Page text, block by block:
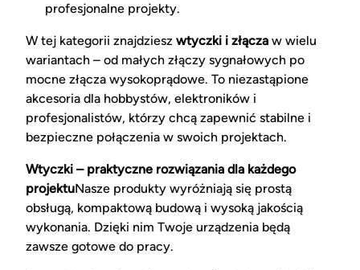
profesjonalne projekty.
W tej kategorii znajdziesz wtyczki i złącza w wielu
wariantach – od małych złączy sygnałowych po
mocne złącza wysokoprądowe. To niezastąpione
akcesoria dla hobbystów, elektroników i
profesjonalistów, którzy chcą zapewnić stabilne i
bezpieczne połączenia w swoich projektach.
Wtyczki – praktyczne rozwiązania dla każdego
projektuNasze produkty wyróżniają się prostą
obsługą, kompaktową budową i wysoką jakością
wykonania. Dzięki nim Twoje urządzenia będą
zawsze gotowe do pracy.